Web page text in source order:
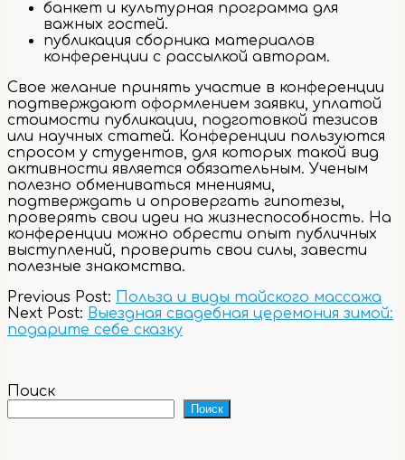
банкет и культурная программа для
важных гостей.
публикация сборника материалов
конференции с рассылкой авторам.
Свое желание принять участие в конференции
подтверждают оформлением заявки, уплатой
стоимости публикации, подготовкой тезисов
или научных статей. Конференции пользуются
спросом у студентов, для которых такой вид
активности является обязательным. Ученым
полезно обмениваться мнениями,
подтверждать и опровергать гипотезы,
проверять свои идеи на жизнеспособность. На
конференции можно обрести опыт публичных
выступлений, проверить свои силы, завести
полезные знакомства.
2023-
12-
28
Previous Post: Польза и виды тайского массажа
Next Post: Выездная свадебная церемония зимой:
подарите себе сказку
Поиск
Поиск